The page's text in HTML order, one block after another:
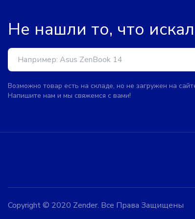
Не нашли то, что
Возможно товар есть на складе, но не загружен на
Напишите нам и мы свяжемся с вами!
Copyright © 2020 Zender. Все Права Защищены